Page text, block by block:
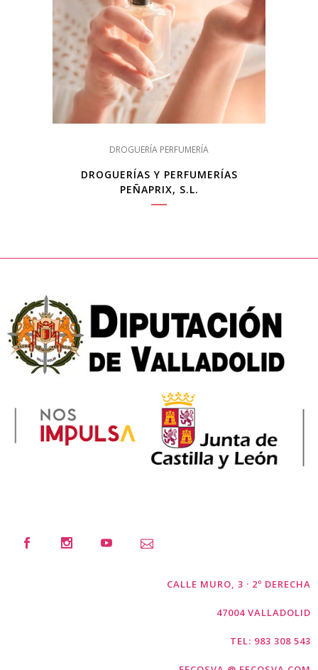
DROGUERÍA PERFUMERÍA
DROGUERÍAS Y PERFUMERÍAS
PEÑAPRIX, S.L.
CALLE MURO, 3 · 2º DERECHA
47004 VALLADOLID
TEL: 983 308 543